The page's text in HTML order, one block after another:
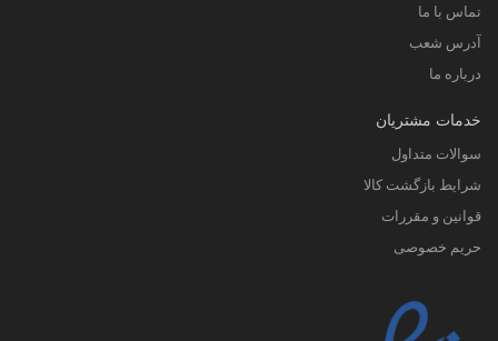
تماس با ما
آدرس شعب
درباره ما
خدمات مشتریان
سوالات متداول
شرایط بازگشت کالا
قوانین و مقررات
حریم خصوصی